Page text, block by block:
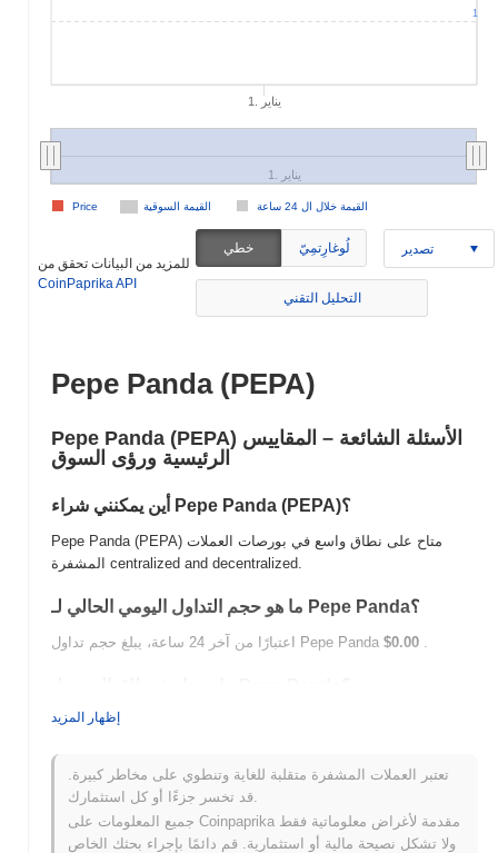
1. يناير
القيمة السوقية القيمة خلال ال 24 ساعة Price
1. يناير
1
للمزيد من البيانات تحقق من
CoinPaprika API
خطي لُوغارِتمِيّ تصدير
التحليل التقني
Pepe Panda (PEPA)
Pepe Panda (PEPA) الأسئلة الشائعة – المقاييس
الرئيسية ورؤى السوق
أين يمكنني شراء Pepe Panda (PEPA)؟
Pepe Panda (PEPA) متاح على نطاق واسع في بورصات العملات
المشفرة centralized and decentralized.
ما هو حجم التداول اليومي الحالي لـ Pepe Panda؟
اعتبارًا من آخر 24 ساعة، يبلغ حجم تداول Pepe Panda $0.00 .
Pepe Panda يتم تداوله حاليًا بنسبة
كيف يعمل Pepe Panda مقارنة بسوق العملات المشفرة
إظهار المزيد
تعتبر العملات المشفرة متقلبة للغاية وتنطوي على مخاطر كبيرة.
قد تخسر جزءًا أو كل استثمارك.
جميع المعلومات على Coinpaprika مقدمة لأغراض معلوماتية فقط
ولا تشكل نصيحة مالية أو استثمارية. قم دائمًا بإجراء بحثك الخاص